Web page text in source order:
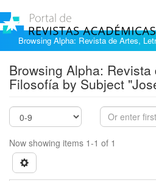
Browsing Alpha: Revista de Artes,
Browsing Alpha:
Filosofía by Subject
Now showing items 1-1 of 1